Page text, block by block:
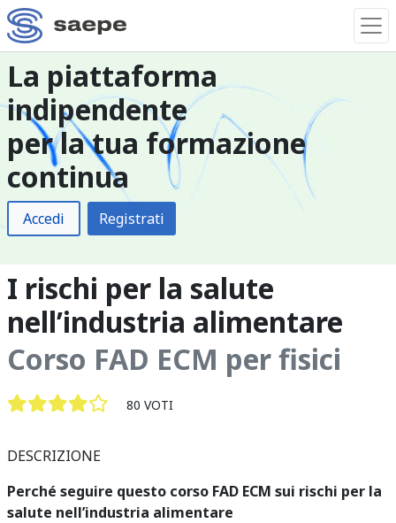
La piattaforma
indipendente
per la tua formazione
continua
Accedi Registrati
I rischi per la salute
nell’industria alimentare
Corso FAD ECM per fisici
80 VOTI
DESCRIZIONE
Perché seguire questo corso FAD ECM sui rischi per la
salute nell’industria alimentare